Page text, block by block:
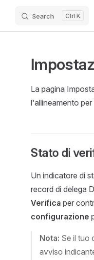
Search K
La pagina
l'allineamento
Stato di
Un indicatore di
record di delega
Verifica per
configurazione
Nota: Se il tuo
avviso